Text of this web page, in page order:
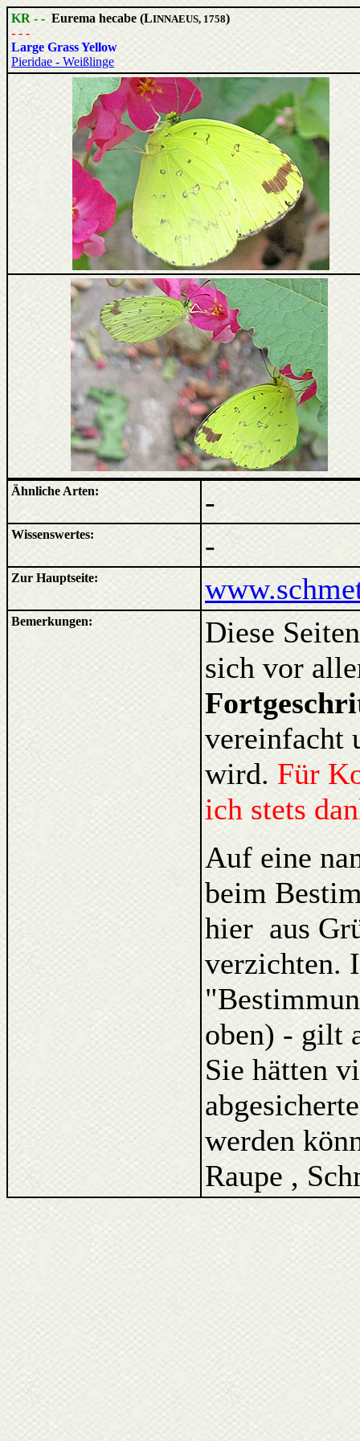
KR - - Eurema hecabe (LINNAEUS, 1758)
- - -
Large Grass Yellow
Pieridae - Weißlinge
Ähnliche Arten: -
Wissenswertes: -
Zur Hauptseite:
Bemerkungen:
Diese
sich vor
vereinfacht
wird. Für
ich stets
Auf eine
beim
hier aus
verzichten.
oben) - gilt
Sie hätten
werden
Raupe ,